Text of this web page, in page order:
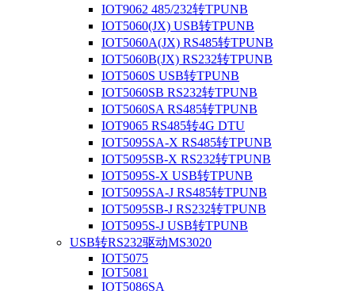
IOT9062 485/232转TPUNB
IOT5060(JX) USB转TPUNB
IOT5060A(JX) RS485转TPUNB
IOT5060B(JX) RS232转TPUNB
IOT5060S USB转TPUNB
IOT5060SB RS232转TPUNB
IOT5060SA RS485转TPUNB
IOT9065 RS485转4G DTU
IOT5095SA-X RS485转TPUNB
IOT5095SB-X RS232转TPUNB
IOT5095S-X USB转TPUNB
IOT5095SA-J RS485转TPUNB
IOT5095SB-J RS232转TPUNB
IOT5095S-J USB转TPUNB
USB转RS232驱动MS3020
IOT5075
IOT5081
IOT5086SA